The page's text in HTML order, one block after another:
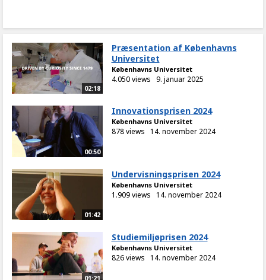
02:18
Præsentation af Københavns
Universitet
Københavns Universitet
4.050 views 9. januar 2025
00:50
Innovationsprisen 2024
Københavns Universitet
878 views 14. november 2024
01:42
Undervisningsprisen 2024
Københavns Universitet
1.909 views 14. november 2024
01:21
Studiemiljøprisen 2024
Københavns Universitet
826 views 14. november 2024